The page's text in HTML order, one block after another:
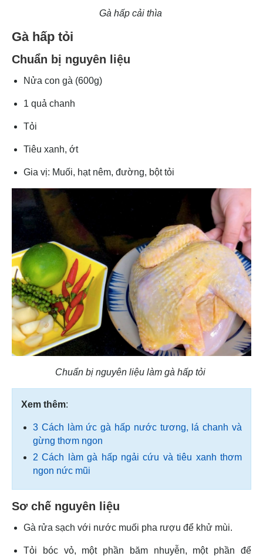
Gà hấp cải thìa
Gà hấp tỏi
Chuẩn bị nguyên liệu
Nửa con gà (600g)
1 quả chanh
Tỏi
Tiêu xanh, ớt
Gia vị: Muối, hạt nêm, đường, bột tỏi
Chuẩn bị nguyên liệu làm gà hấp tỏi
Xem thêm:
3 Cách làm ức gà hấp nước tương, lá chanh và
gừng thơm ngon
2 Cách làm gà hấp ngải cứu và tiêu xanh thơm
ngon nức mũi
Sơ chế nguyên liệu
Gà rửa sạch với nước muối pha rượu để khử mùi.
Tỏi bóc vỏ, một phần băm nhuyễn, một phần để